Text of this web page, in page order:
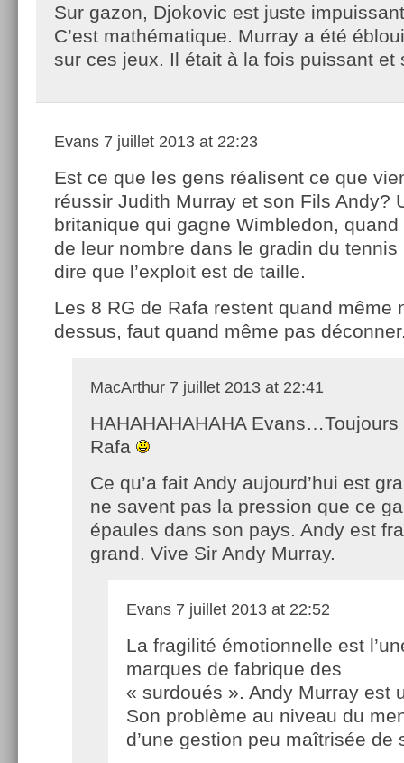
Sur gazon, Djokovic est juste
C’est mathématique. Murray a été
sur ces jeux. Il était à la fois puissant et
Evans 7 juillet 2013 at 22:23
Est ce que les gens réalisent ce que
réussir Judith Murray et son Fils Andy?
britanique qui gagne Wimbledon,
de leur nombre dans le gradin du
dire que l’exploit est de taille.
Les 8 RG de Rafa restent quand même
dessus, faut quand même pas
MacArthur 7 juillet 2013 at 22:41
HAHAHAHAHAHA Evans…Toujours
Rafa
Ce qu’a fait Andy aujourd’hui est
ne savent pas la pression que ce
épaules dans son pays. Andy est
grand. Vive Sir Andy Murray.
Evans 7 juillet 2013 at 22:52
La fragilité émotionnelle est
marques de fabrique des
« surdoués ». Andy Murray est
Son problème au niveau du
d’une gestion peu maîtrisée de